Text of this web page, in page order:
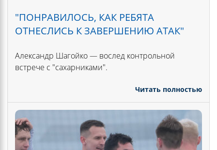
"ПОНРАВИЛОСЬ, КАК РЕБЯТА
ОТНЕСЛИСЬ К ЗАВЕРШЕНИЮ АТАК"
Александр Шагойко — вослед контрольной
встрече с "сахарниками".
Читать полностью